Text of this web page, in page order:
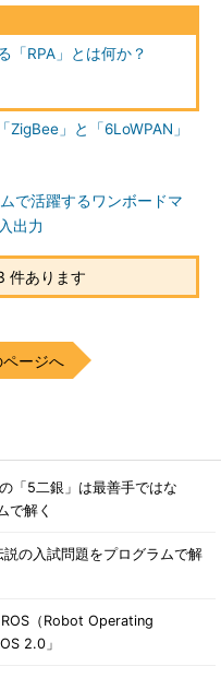
「RPA」とは何か？
ZigBee」と「6LoWPAN」
で活躍するワンボードマ
出力
件あります
ページへ
「5二銀」は最善手ではな
で解く
の入試問題をプログラムで解
（Robot Operating
2.0」